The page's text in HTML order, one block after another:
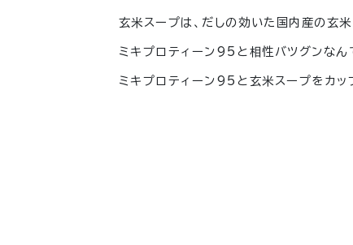
玄米スープは、だしの効いた国内産の玄
ミキプロティーン95と相性バツグンなん
ミキプロティーン95 と 玄米スープをカッ